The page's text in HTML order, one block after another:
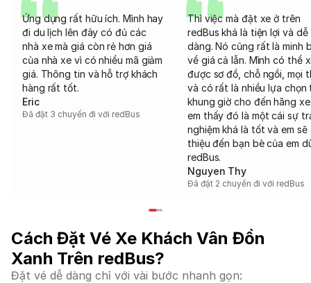
Ứng dụng rất hữu ích. Mình hay
đi du lịch lên đây có đủ các
nhà xe mà giá còn rẻ hơn giá
của nhà xe vì có nhiều mã giảm
giá. Thông tin và hỗ trợ khách
hàng rất tốt.
Eric
Đã đặt 3 chuyến đi với redBus
Thì việc mà đặt xe ở trên
redBus khá là tiện lợi và dễ
dàng. Nó cũng rất là minh
về giá cả lẫn. Mình có thể
được sơ đồ, chỗ ngồi, mọi
và có rất là nhiều lựa chọn
khung giờ cho đến hãng
em thấy đó là một cái sự
nghiệm khá là tốt và em sẽ
thiệu đến bạn bè của em
redBus.
Nguyen Thy
Đã đặt 2 chuyến đi với redBus
Cách Đặt Vé Xe Khách Vân Đồn
Xanh Trên redBus?
Đặt vé dễ dàng chỉ với vài bước nhanh gọn: